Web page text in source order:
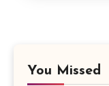
You Missed